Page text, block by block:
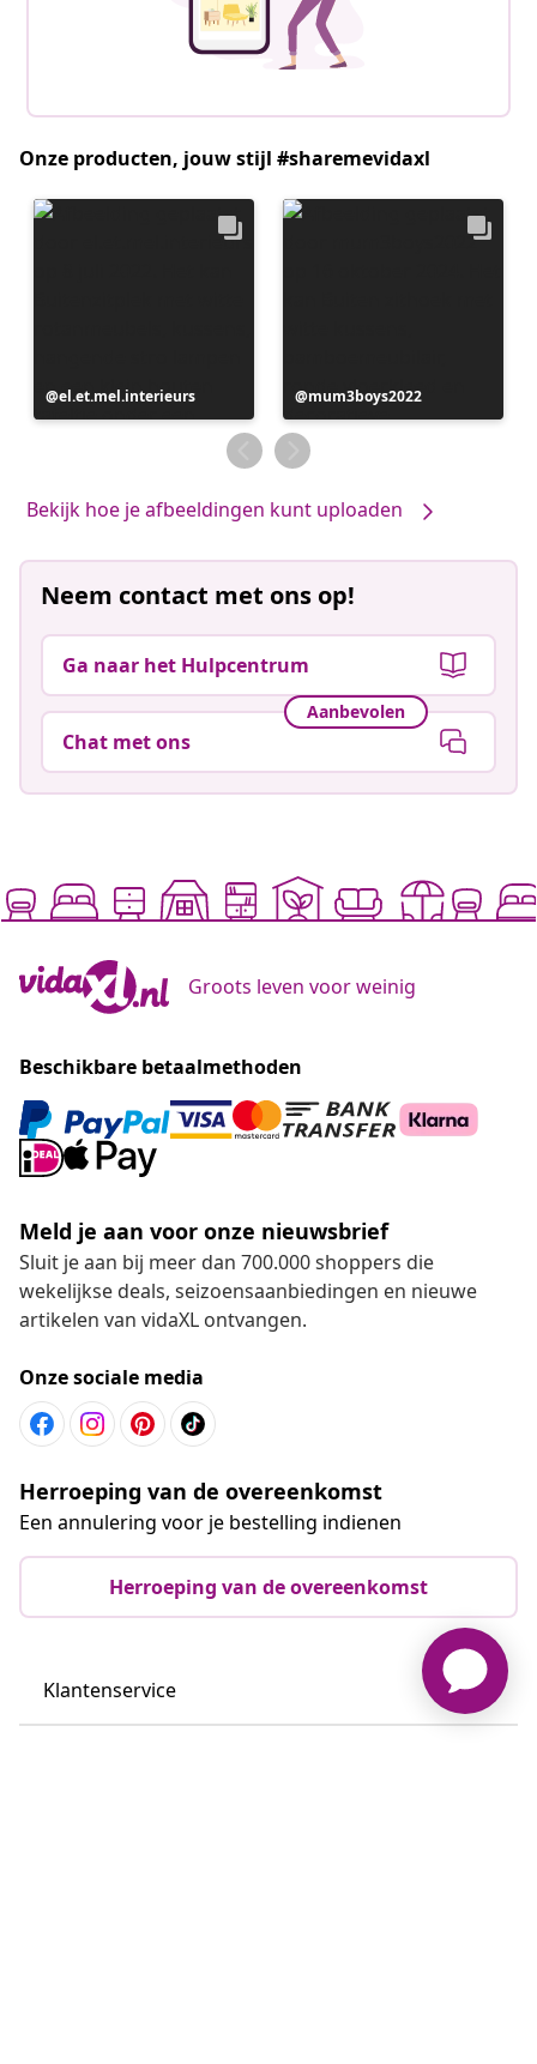
Onze producten, jouw stijl #sharemevidaxl
Bericht
gepubliceerd
el.et.mel.interieurs
Bericht
gepubliceerd
door
mum3boys2022
Bekijk hoe je afbeeldingen kunt uploaden
Neem contact met ons op!
Ga naar het Hulpcentrum
Aanbevolen
Chat met ons
Groots leven voor weinig
Beschikbare betaalmethoden
Meld je aan voor onze nieuwsbrief
Sluit je aan bij meer dan 700.000 shoppers die
wekelijkse deals, seizoensaanbiedingen en nieuwe
artikelen van vidaXL ontvangen.
Onze sociale media
Herroeping van de overeenkomst
Een annulering voor je bestelling indienen
Herroeping van de overeenkomst
Klantenservice